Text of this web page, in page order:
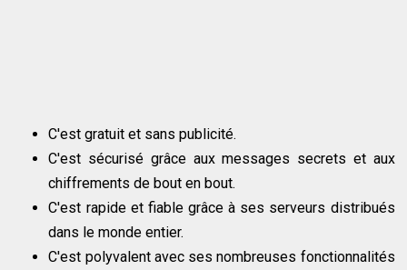
C'est gratuit et sans publicité.
C'est sécurisé grâce aux messages secrets et aux
chiffrements de bout en bout.
C'est rapide et fiable grâce à ses serveurs distribués
dans le monde entier.
C'est polyvalent avec ses nombreuses fonctionnalités